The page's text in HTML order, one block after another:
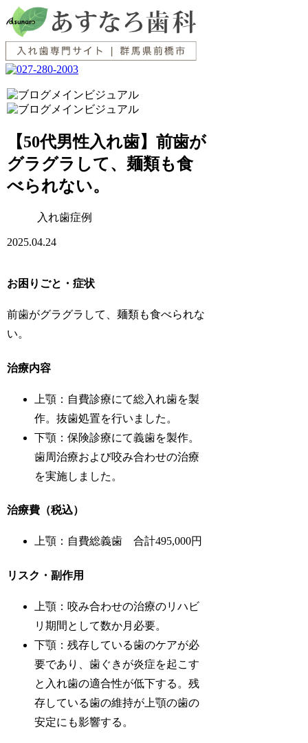
【50代男性入れ歯】前歯が
グラグラして、麺類も食
べられない。
入れ歯症例
2025.04.24
お困りごと・症状
前歯がグラグラして、麺類も食べられな
い。
治療内容
上顎：自費診療にて総入れ歯を製
作。抜歯処置を行いました。
下顎：保険診療にて義歯を製作。
歯周治療および咬み合わせの治療
を実施しました。
治療費（税込）
上顎：自費総義歯 合計495,000円
リスク・副作用
上顎：咬み合わせの治療のリハビ
リ期間として数か月必要。
下顎：残存している歯のケアが必
要であり、歯ぐきが炎症を起こす
と入れ歯の適合性が低下する。残
存している歯の維持が上顎の歯の
安定にも影響する。